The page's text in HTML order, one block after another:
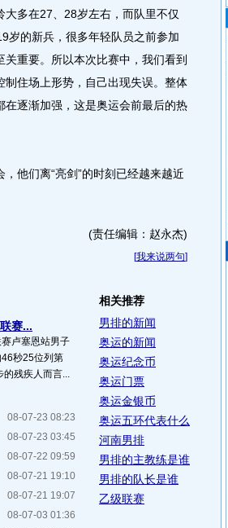
多在27、28岁左右，而队里不仅
岁的新兵，很多年轻队员之前参加
重要。所以本次比赛中，我们看到
住场上形势，自己出现失误。整体
逐渐加强，这是奥运会前最后的热
他们离“亮剑”的时刻已经越来越近
(责任编辑：赵永杰)
[我来说两句]
赛...
卢塞恩站男子
秒25位列第
的残疾人而言...
08-07-23 08:23
08-07-23 03:45
08-07-22 09:59
08-07-21 19:10
08-07-21 19:07
08-07-03 01:36
相关推荐
男排的新闻
奥运的新闻
奥运纪念币
奥运门票
奥运金银币
奥运五环代表什么
河南男排
男排的主教练是谁
男排的队长是谁
乙级联赛